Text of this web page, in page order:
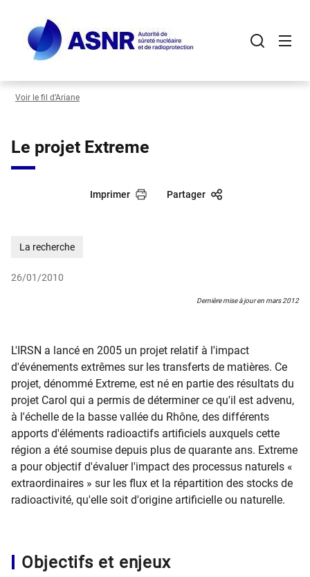
contenu
principal
Voir le fil d’Ariane
Le projet Extreme
Imprimer Partager
La recherche
26/01/2010
Dernière mise à jour en mars 2012
L'IRSN a lancé en 2005 un projet relatif à l'impact
d'événements extrêmes sur les transferts de matières. Ce
projet, dénommé Extreme, est né en partie des résultats du
projet Carol qui a permis de déterminer ce qu'il est advenu,
à l'échelle de la basse vallée du Rhône, des différents
apports d'éléments radioactifs artificiels auxquels cette
région a été soumise depuis plus de quarante ans. Extreme
a pour objectif d'évaluer l'impact des processus naturels «
extraordinaires » sur les flux et la répartition des stocks de
radioactivité, qu'elle soit d'origine artificielle ou naturelle.
Objectifs et enjeux